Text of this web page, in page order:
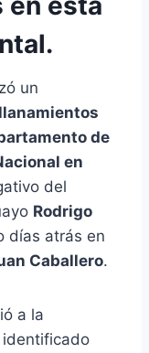
un
de
en
del
Rodrigo
días atrás en
Caballero.
a la
identificado